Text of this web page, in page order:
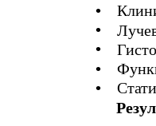
•
•
•
•
•